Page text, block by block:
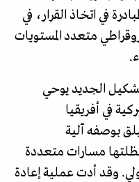
في اتخاذ القرار، في
متعدد المستويات
الجديد يوحي
في أفريقيا
بوصفه آلية
مسارات متعددة
وقد أدت عملية إعادة